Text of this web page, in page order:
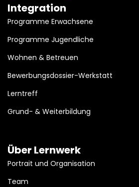
Integration
Programme Erwachsene
Programme Jugendliche
Wohnen & Betreuen
Bewerbungsdossier-Werkstatt
Lerntreff
Grund- & Weiterbildung
Über Lernwerk
Portrait und Organisation
Team